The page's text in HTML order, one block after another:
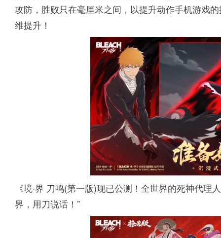
攻防，胜败只在毫厘米之间，以提升动作手机游戏
维提升！
《境·界 刀鸣(第一版)现已公测！全世界的死神代
界，用刀说话！”